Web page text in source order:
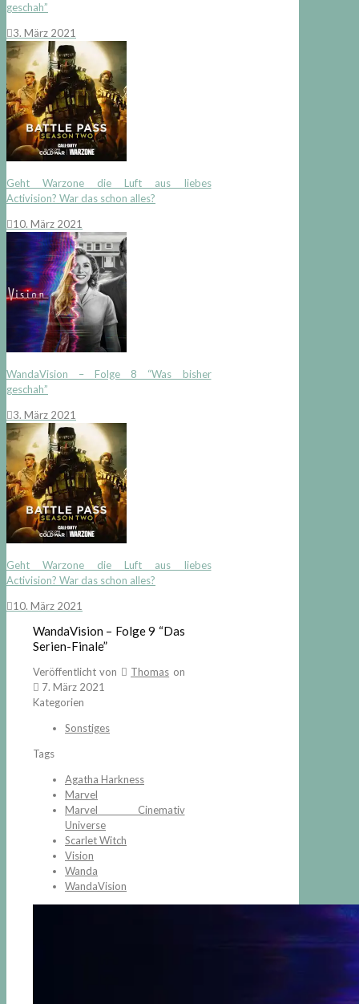
geschah”
3. März 2021
Geht Warzone die Luft aus liebes
Activision? War das schon alles?
10. März 2021
WandaVision – Folge 8 “Was bisher
geschah”
3. März 2021
Geht Warzone die Luft aus liebes
Activision? War das schon alles?
10. März 2021
WandaVision – Folge 9 “Das
Serien-Finale”
Veröffentlicht von Thomas on
7. März 2021
Kategorien
Sonstiges
Tags
Agatha Harkness
Marvel
Marvel Cinemativ
Universe
Scarlet Witch
Vision
Wanda
WandaVision